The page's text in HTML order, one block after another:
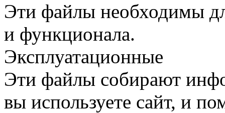
Эти файлы необходимы
и функционала.
Эксплуатационные
Эти файлы собирают
вы используете сайт, и